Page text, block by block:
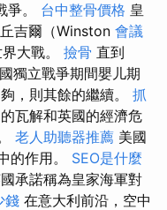
爭。 台中整骨價格 皇
吉爾（Winston 會議
大戰。 撿骨 直到
獨立戰爭期間嬰儿期
，則其餘的繼續。 抓
瓦解和英國的經濟危
老人助聽器推薦 美國
的作用。 SEO是什麼
承諾稱為皇家海軍對
錢 在意大利前沿，空中